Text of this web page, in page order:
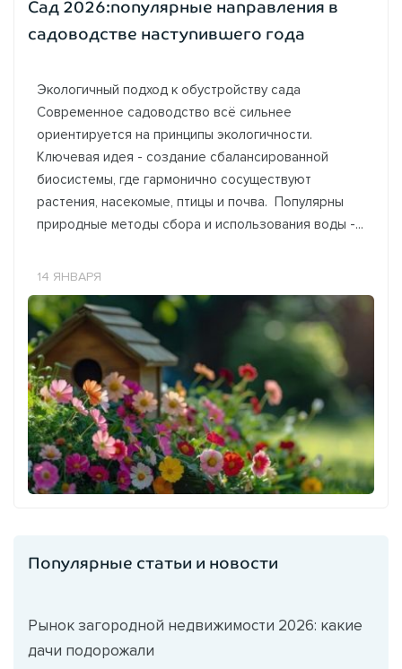
Сад 2026:популярные направления в
садоводстве наступившего года
Экологичный подход к обустройству сада
Современное садоводство всё сильнее
ориентируется на принципы экологичности.
Ключевая идея - создание сбалансированной
биосистемы, где гармонично сосуществуют
растения, насекомые, птицы и почва. Популярны
природные методы сбора и использования воды -...
14 ЯНВАРЯ
Популярные статьи и новости
Рынок загородной недвижимости 2026: какие
дачи подорожали